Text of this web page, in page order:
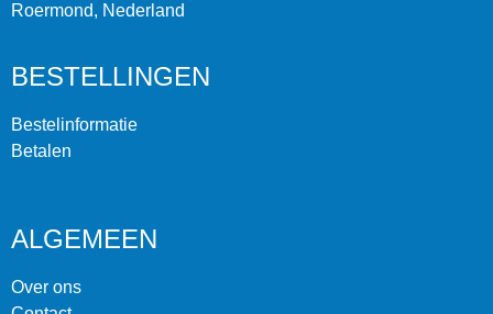
Roermond, Nederland
BESTELLINGEN
Bestelinformatie
Betalen
ALGEMEEN
Over ons